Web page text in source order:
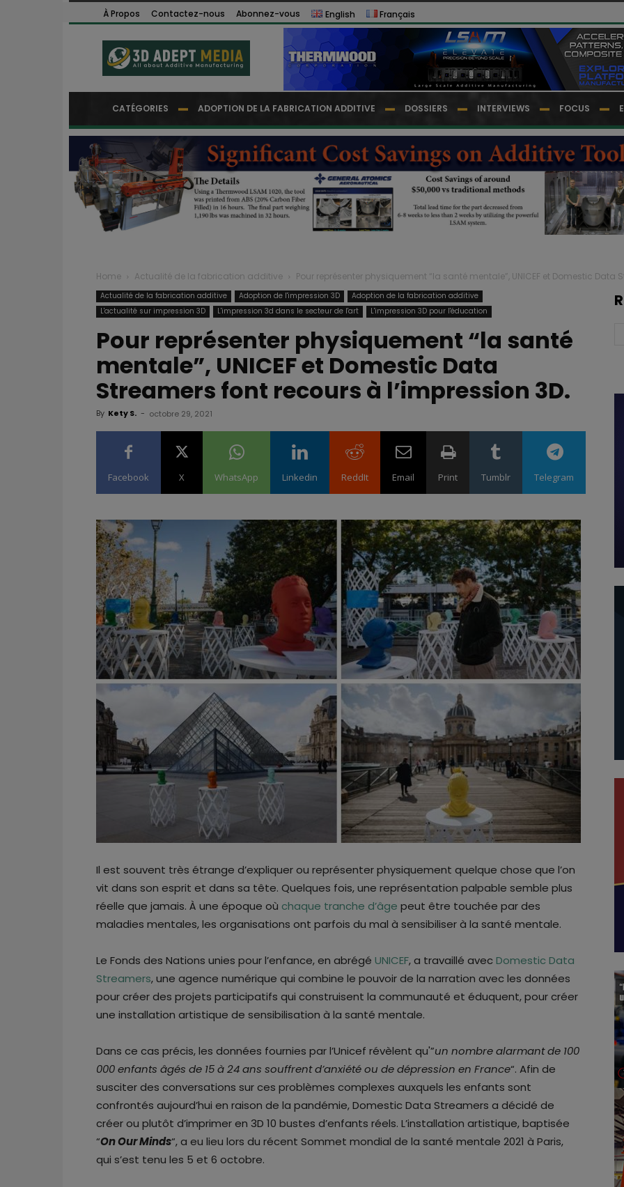
À Propos Contactez-nous Abonnez-vous English Français
CATÉGORIES ADOPTION DE LA FABRICATION ADDITIVE DOSSIERS INTERVIEWS FOCUS
Home Actualité de la fabrication additive Pour représenter physiquement “la santé mentale”, UNICEF et Domestic Data
Actualité de la fabrication additive Adoption de l'impression 3D
Adoption de la fabrication additive
L'actualité sur impression 3D
L'impression 3d dans le secteur de l'art L'impression 3D pour l'éducation
Pour représenter physiquement “la santé
mentale”, UNICEF et Domestic Data
Streamers font recours à l’impression 3D.
By Kety S. - octobre 29, 2021
Facebook X WhatsApp Linkedin ReddIt Email Print Tumblr Telegram
Il est souvent très étrange d’expliquer ou représenter physiquement quelque chose que l’on
vit dans son esprit et dans sa tête. Quelques fois, une représentation palpable semble plus
réelle que jamais. À une époque où chaque tranche d’âge peut être touchée par des
maladies mentales, les organisations ont parfois du mal à sensibiliser à la santé mentale.
Le Fonds des Nations unies pour l’enfance, en abrégé UNICEF, a travaillé avecDomestic Data
Streamers, une agence numérique qui combine le pouvoir de la narration avec les données
pour créer des projets participatifs qui construisent la communauté et éduquent, pour créer
une installation artistique de sensibilisation à la santé mentale.
Dans ce cas précis, les données fournies par l’Unicef révèlent qu'”un nombre alarmant de 100
000 enfants âgés de 15 à 24 ans souffrent d’anxiété ou de dépression en France“. Afin de
susciter des conversations sur ces problèmes complexes auxquels les enfants sont
confrontés aujourd’hui en raison de la pandémie, Domestic Data Streamers a décidé de
créer ou plutôt d’imprimer en 3D 10 bustes d’enfants réels. L’installation artistique, baptisée
“On Our Minds“, a eu lieu lors du récent Sommet mondial de la santé mentale 2021 à Paris,
qui s’est tenu les 5 et 6 octobre.